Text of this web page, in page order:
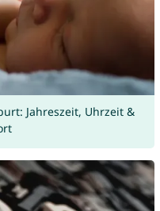
Jahreszeit, Uhrzeit &